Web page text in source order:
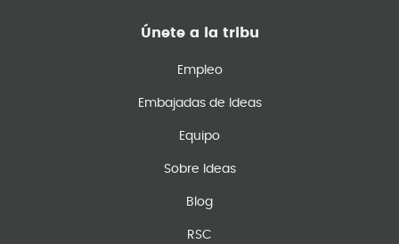
Únete a la tribu
Empleo
Embajadas de Ideas
Equipo
Sobre Ideas
Blog
RSC